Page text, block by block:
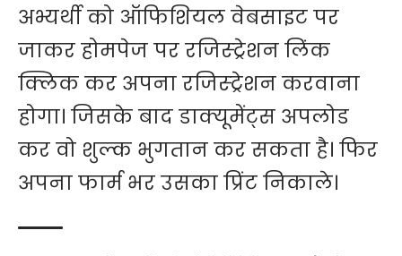
अभ्यर्थी को ऑफिशियल वेबसाइट पर
जाकर होमपेज पर रजिस्ट्रेशन लिंक
क्लिक कर अपना रजिस्ट्रेशन करवाना
होगा। जिसके बाद डाक्यूमेंट्स अपलोड
कर वो शुल्क भुगतान कर सकता है। फिर
अपना फार्म भर उसका प्रिंट निकाले।